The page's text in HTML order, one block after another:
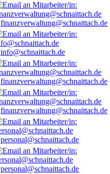
finanzverwaltung@schnaittach.de
info@schnaittach.de
finanzverwaltung@schnaittach.de
finanzverwaltung@schnaittach.de
personal@schnaittach.de
personal@schnaittach.de